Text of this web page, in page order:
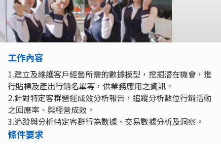
工作內容
1.建立及維護客戶經營所需的數據模型，挖掘潛在機會，進
行貼標及產出行銷名單等，供業務應用之資訊。
2.針對特定客群營運成效分析報告，追蹤分析數位行銷活動
之回應率、與經營成效。
3.追蹤與分析特定客群行為數據、交易數據分析及洞察。
條件要求